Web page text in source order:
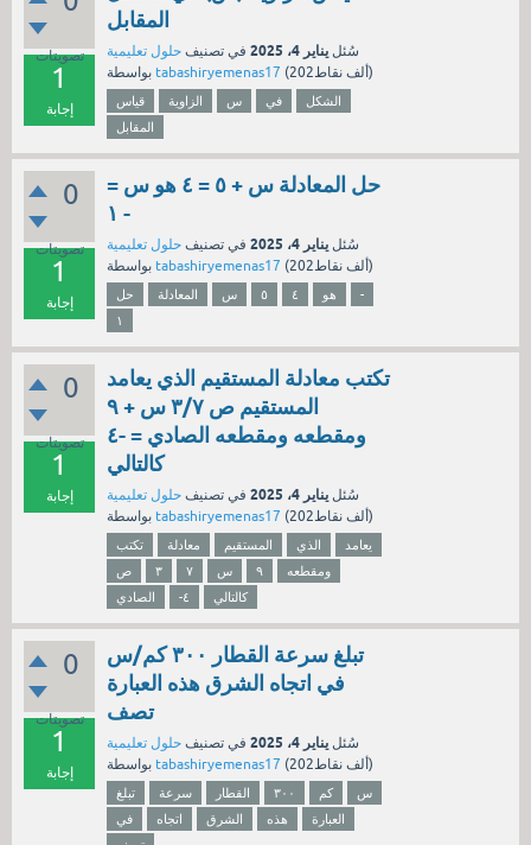
تصويتات
1
إجابة
المقابل
سُئل يناير 4، 2025 في تصنيف حلول تعليمية
tabashiryemenas17 ( 202ألف نقاط)
قياس الزاوية س في
الشكل
المقابل
0
تصويتات
1
إجابة
حل المعادلة س + ٥ = ٤ هو س =
- ١
سُئل يناير 4، 2025 في تصنيف حلول تعليمية
tabashiryemenas17 ( 202ألف نقاط)
حل المعادلة س ٥ ٤ هو
-
١
0
تصويتات
1
إجابة
تكتب معادلة المستقيم الذي يعامد
المستقيم ص ٣/٧ س + ٩
ومقطعه ومقطعه الصادي = -٤
كالتالي
سُئل يناير 4، 2025 في تصنيف حلول تعليمية
tabashiryemenas17 ( 202ألف نقاط)
تكتب معادلة المستقيم الذي
يعامد
ص
٣ ٧ س ٩
ومقطعه
الصادي
-٤ كالتالي
0
تصويتات
1
إجابة
تبلغ سرعة القطار ٣٠٠ كم/س
في اتجاه الشرق هذه العبارة
تصف
سُئل يناير 4، 2025 في تصنيف حلول تعليمية
tabashiryemenas17 ( 202ألف نقاط)
تبلغ سرعة القطار ٣٠٠ كم
س
في
اتجاه الشرق هذه
العبارة